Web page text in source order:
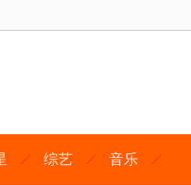
综艺 音乐